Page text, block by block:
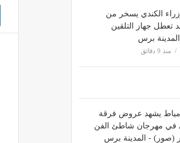
الكندي يسخر من
تعطل جهاز التلقين
برس
منذ 9 دقائق
يشهد عروض فرقة
في مهرجان شاطئ الفن
(صور) - المدينة برس